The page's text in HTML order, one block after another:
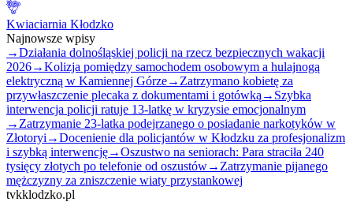
Kwiaciarnia Kłodzko
Najnowsze wpisy
→Działania dolnośląskiej policji na rzecz bezpiecznych wakacji
2026→Kolizja pomiędzy samochodem osobowym a hulajnogą
elektryczną w Kamiennej Górze→ Zatrzymano kobietę za
przywłaszczenie plecaka z dokumentami i gotówką → Szybka
interwencja policji ratuje 13-latkę w kryzysie emocjonalnym
→ Zatrzymanie 23-latka podejrzanego o posiadanie narkotyków w
Złotoryi →Docenienie dla policjantów w Kłodzku za profesjonalizm
i szybką interwencję→Oszustwo na seniorach: Para straciła 240
tysięcy złotych po telefonie od oszustów→ Zatrzymanie pijanego
mężczyzny za zniszczenie wiaty przystankowej
tvkklodzko.pl